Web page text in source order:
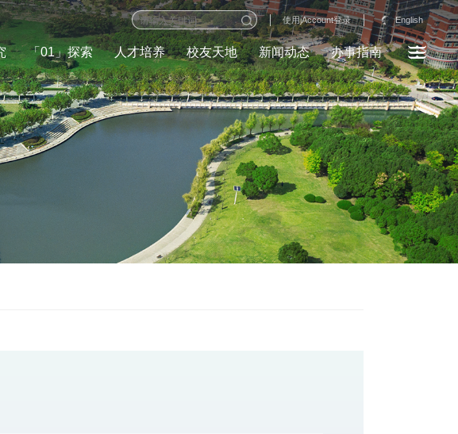
使用jAccount登录 English
「01」探索 人才培养 校友天地 新闻动态 办事指南